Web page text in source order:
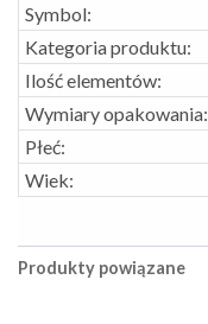
Symbol:
Kategoria produktu:
Ilość elementów:
Wymiary opakowania:
Płeć:
Wiek:
Produkty powiązane